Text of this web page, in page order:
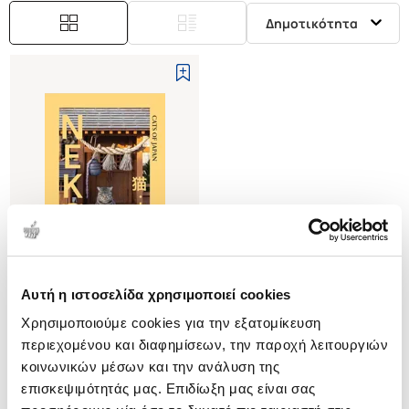
Αυτή η ιστοσελίδα χρησιμοποιεί cookies
Χρησιμοποιούμε cookies για την εξατομίκευση
περιεχομένου και διαφημίσεων, την παροχή λειτουργιών
κοινωνικών μέσων και την ανάλυση της
επισκεψιμότητάς μας. Επιδίωξη μας είναι σας
Δημοτικότητα
(0)
(H/B) Neko: Cats of Japan
OKI MASAYUKI
Κωδ. Πολιτείας:9051-0091